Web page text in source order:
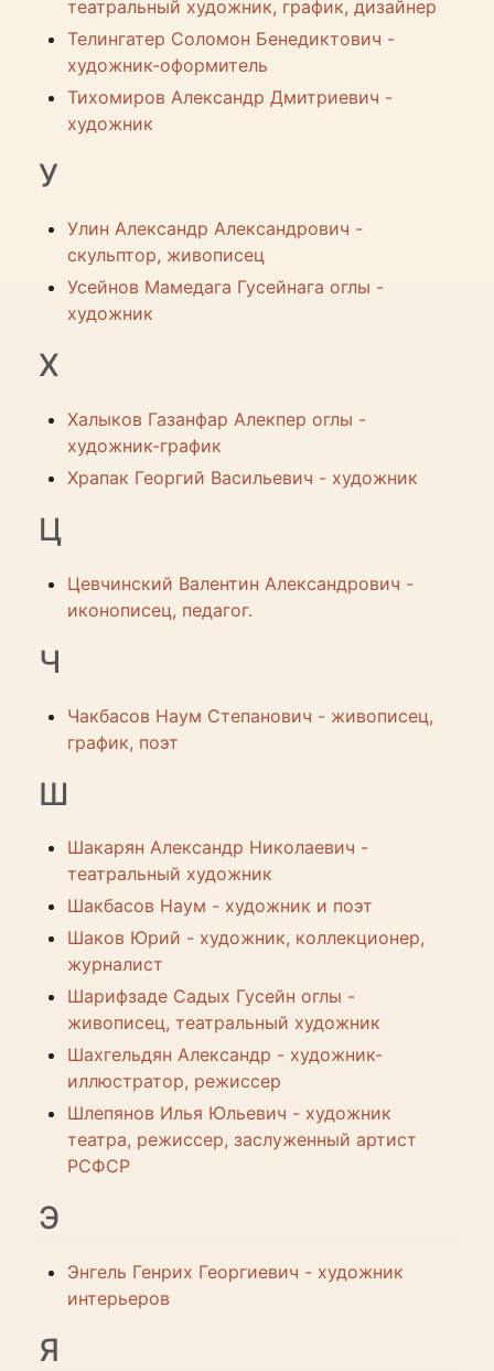
театральный художник, график, дизайнер
Телингатер Соломон Бенедиктович -
художник-оформитель
Тихомиров Александр Дмитриевич -
художник
У
Улин Александр Александрович -
скульптор, живописец
Усейнов Мамедага Гусейнага оглы -
художник
Х
Халыков Газанфар Алекпер оглы -
художник-график
Храпак Георгий Васильевич - художник
Ц
Цевчинский Валентин Александрович -
иконописец, педагог.
Ч
Чакбасов Наум Степанович - живописец,
график, поэт
Ш
Шакарян Александр Николаевич -
театральный художник
Шакбасов Наум - художник и поэт
Шаков Юрий - художник, коллекционер,
журналист
Шарифзаде Садых Гусейн оглы -
живописец, театральный художник
Шахгельдян Александр - художник-
иллюстратор, режиссер
Шлепянов Илья Юльевич - художник
театра, режиссер, заслуженный артист
РСФСР
Э
Энгель Генрих Георгиевич - художник
интерьеров
Я